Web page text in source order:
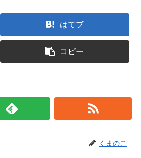
はてブ
コピー
くまのこ